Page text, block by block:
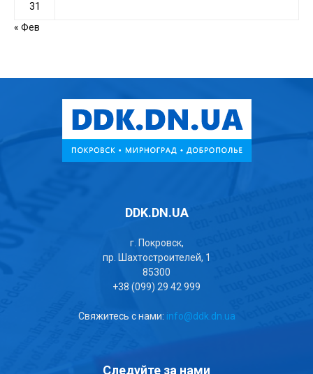
31
« Фев
DDK.DN.UA
г. Покровск,
пр. Шахтостроителей, 1
85300
+38 (099) 29 42 999
Свяжитесь с нами: info@ddk.dn.ua
Следуйте за нами